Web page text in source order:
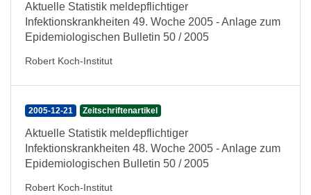
Aktuelle Statistik meldepflichtiger
Infektionskrankheiten 49. Woche 2005 - Anlage zum
Epidemiologischen Bulletin 50 / 2005
Robert Koch-Institut
2005-12-21 Zeitschriftenartikel
Aktuelle Statistik meldepflichtiger
Infektionskrankheiten 48. Woche 2005 - Anlage zum
Epidemiologischen Bulletin 50 / 2005
Robert Koch-Institut